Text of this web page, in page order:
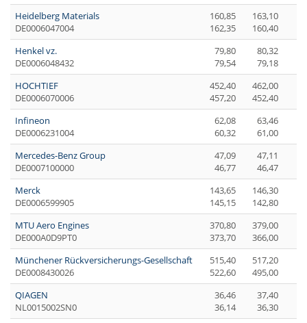
Heidelberg Materials
DE0006047004
160,85
162,35
163,10
160,40
Henkel vz.
DE0006048432
79,80
79,54
80,32
79,18
HOCHTIEF
DE0006070006
452,40
457,20
462,00
452,40
Infineon
DE0006231004
62,08
60,32
63,46
61,00
Mercedes-Benz Group
DE0007100000
47,09
46,77
47,11
46,47
Merck
DE0006599905
143,65
145,15
146,30
142,80
MTU Aero Engines
DE000A0D9PT0
370,80
373,70
379,00
366,00
Münchener Rückversicherungs-Gesellschaft
DE0008430026
515,40
522,60
517,20
495,00
QIAGEN
NL0015002SN0
36,46
36,14
37,40
36,30